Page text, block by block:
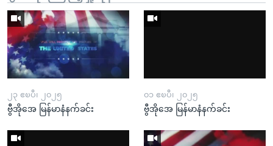
၂၃ ဧၿပီ၊ ၂၀၂၅
ဗွီအိုအေ မြန်မာနံနက်ခင်း
၀၁ ဧၿပီ၊ ၂၀၂၅
ဗွီအိုအေ မြန်မာနံနက်ခင်း